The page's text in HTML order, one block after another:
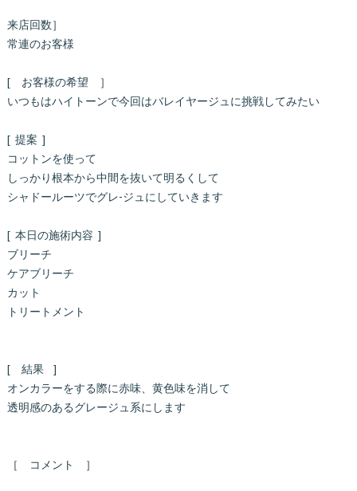
来店回数］
常連のお客様
[ お客様の希望 ］
いつもはハイトーンで今回はバレイヤージュに挑戦してみたい
[ 提案 ]
コットンを使って
しっかり根本から中間を抜いて明るくして
シャドールーツでグレ-ジュにしていきます
[ 本日の施術内容 ]
ブリーチ
ケアブリーチ
カット
トリートメント
[ 結果 ]
オンカラーをする際に赤味、黄色味を消して
透明感のあるグレージュ系にします
［ コメント ］